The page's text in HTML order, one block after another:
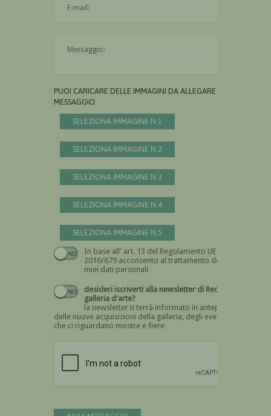
PUOI CARICARE DELLE IMMAGINI DA ALLEGARE AL
MESSAGGIO:
SELEZIONA IMMAGINE N.1
SELEZIONA IMMAGINE N.2
SELEZIONA IMMAGINE N.3
SELEZIONA IMMAGINE N.4
SELEZIONA IMMAGINE N.5
In base all' art. 13 del Regolamento UE n.
2016/679 acconsento al trattamento dei
miei dati personali
Devi dare il consenso
desideri iscriverti alla newsletter di Recta
galleria d'arte?
la newsletter ti terrà informato in anteprima
delle nuove acquisizioni della galleria, degli eventi
che ci riguardano mostre e fiere